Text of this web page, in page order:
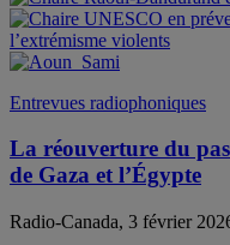
Entrevues radiophoniques
La réouverture du
de Gaza et l’Égypte
Radio-Canada, 3 février